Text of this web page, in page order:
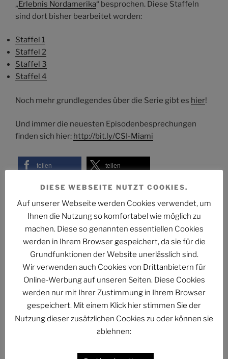
„Erlebnis Nordamerika“ besprochen. Diese Staffeln
sind dort bisher bearbeitet worden:
Staffel 1
Staffel 2
Staffel 3
Staffel 4
Noch mehr grundlegendes über die Serie gibt es hier!
Und immer die neuesten Episodenbesprechungen
finden sich hier: http://bit.ly/CSI-Miami
teilen teilen
patreon spenden
E-Mail
RSS-feed
Werbung
Das Projekt bei Telegram
AUF BLU-RAY,AUF DVD,IM FERNSEHEN
DIESE WEBSEITE NUTZT COOKIES.
Auf unserer Webseite werden Cookies verwendet, um
Ihnen die Nutzung so komfortabel wie möglich zu
machen. Diese so genannten essentiellen Cookies
werden in Ihrem Browser gespeichert, da sie für die
Grundfunktionen der Website unerlässlich sind.
Wir verwenden auch Cookies von Drittanbietern für
Online-Werbung auf unseren Seiten. Diese Cookies
werden nur mit Ihrer Zustimmung in Ihrem Browser
gespeichert. Mit einem Klick hier stimmen Sie der
Nutzung dieser zusätzlichen Cookies zu oder können sie
ablehnen: